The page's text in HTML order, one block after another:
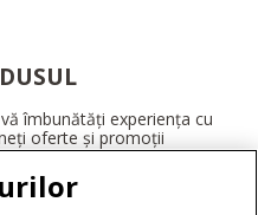
îmbunătăți experiența cu
oferte și promoții
și multe altele.